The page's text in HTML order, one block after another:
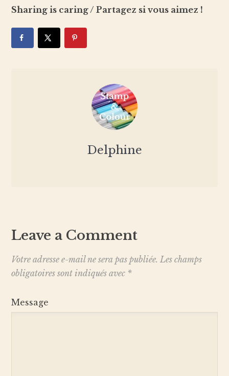
Sharing is caring / Partagez si vous aimez !
Delphine
Leave a Comment
Votre adresse e-mail ne sera pas publiée. Les champs
obligatoires sont indiqués avec *
Message